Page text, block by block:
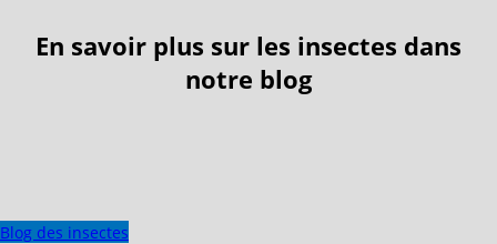
En savoir plus sur les insectes dans
notre blog
Blog des insectes